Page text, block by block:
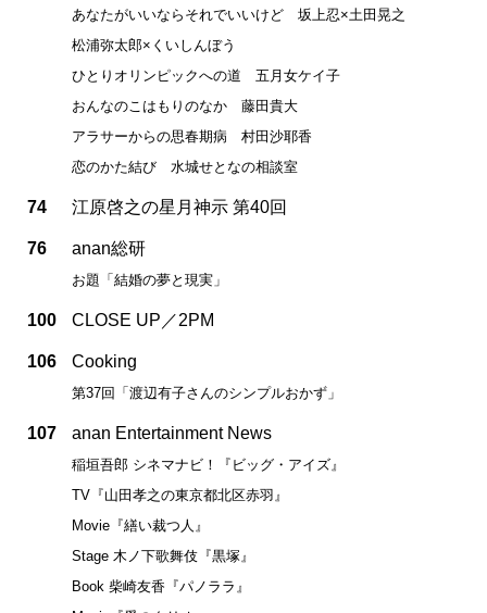
あなたがいいならそれでいいけど 坂上忍×土田晃之
松浦弥太郎×くいしんぼう
ひとりオリンピックへの道 五月女ケイ子
おんなのこはもりのなか 藤田貴大
アラサーからの思春期病 村田沙耶香
恋のかた結び 水城せとなの相談室
74 江原啓之の星月神示 第40回
76 anan総研
お題「結婚の夢と現実」
100 CLOSE UP／2PM
106 Cooking
第37回「渡辺有子さんのシンプルおかず」
107 anan Entertainment News
稲垣吾郎 シネマナビ！『ビッグ・アイズ』
TV『山田孝之の東京都北区赤羽』
Movie『繕い裁つ人』
Stage 木ノ下歌舞伎『黒塚』
Book 柴崎友香『パノララ』